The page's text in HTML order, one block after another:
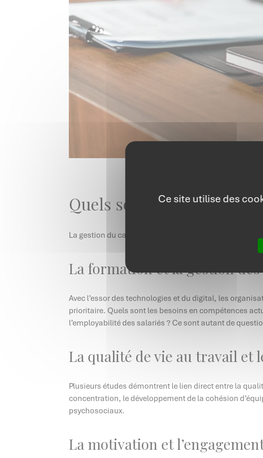
Quels sont les enjeux de
La gestion du capital humain soulève plusieurs enjeux
La formation et la gestion
Avec l’essor des technologies et du digital, les
prioritaire. Quels sont les besoins en compétences
l’employabilité des salariés ? Ce sont autant de
La qualité de vie au travail et
Plusieurs études démontrent le lien direct entre la
concentration, le développement de la cohésion
psychosociaux.
La motivation et
Ce site utilise des